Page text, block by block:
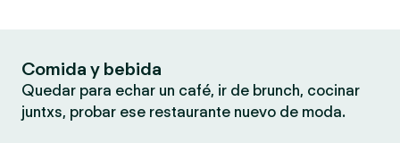
Comida y bebida
Quedar para echar un café, ir de brunch, cocinar
juntxs, probar ese restaurante nuevo de moda.